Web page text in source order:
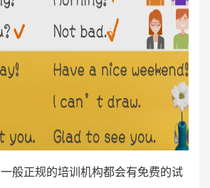
一般正规的培训机构都会有免费的试